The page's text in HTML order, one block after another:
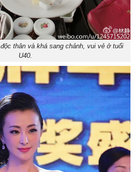
độc thân và khá sang chảnh, vui vẻ ở tuổi
U40.